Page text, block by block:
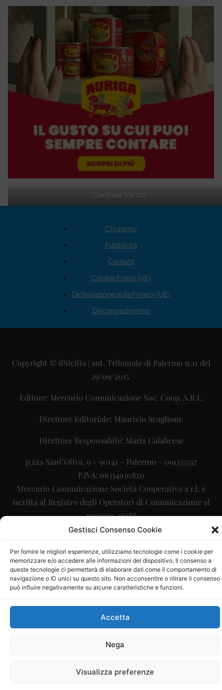
Gestisci Consenso Cookie
Per fornire le migliori esperienze, utilizziamo tecnologie come i cookie per
memorizzare e/o accedere alle informazioni del dispositivo. Il consenso a
queste tecnologie ci permetterà di elaborare dati come il comportamento di
navigazione o ID unici su questo sito. Non acconsentire o ritirare il consenso
può influire negativamente su alcune caratteristiche e funzioni.
Accetta
Nega
Visualizza preferenze
Carolina Varchi
Chi siamo
Pubblicità
Contatti
Cookie Policy (UE)
Dichiarazione sulla Privacy (UE)
Disconoscimento
Copyright © ilSicilia | aut. Tribunale di Palermo n.11 del
29/09/2015
Editore: Mercurio Comunicazione Soc. Coop. A.R.L.
Direttore Editoriale: Maurizio Scaglione
Direttore Responsabile: Maria Calabrese
p.zza Sant’Oliva, 9 – 90141 – Palermo – 091335557
P.IVA: 06334930820
Mercurio Comunicazione Società Cooperativa a r.l. è
iscritta al Registro degli Operatori di Comunicazione al
numero 26988